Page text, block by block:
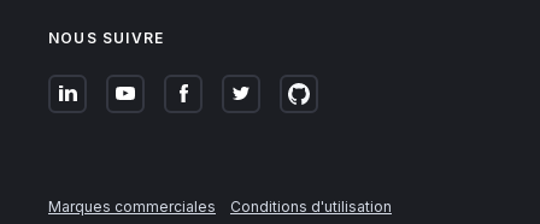
NOUS SUIVRE
Marques commerciales
Conditions d'utilisation